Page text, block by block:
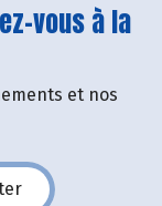
vous à la
et nos